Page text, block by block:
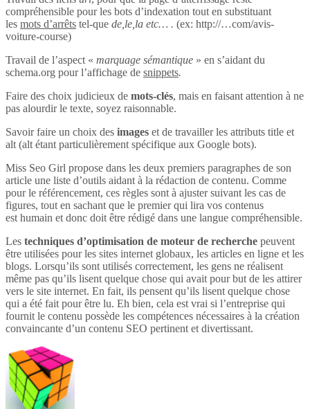
compréhensible pour les bots d’indexation tout en substituant
les mots d’arrêts tel-que de,le,la etc… . (ex: http://…com/avis-
voiture-course)
Travail de l’aspect « marquage sémantique » en s’aidant du
schema.org pour l’affichage de snippets.
Faire des choix judicieux de mots-clés, mais en faisant attention à ne
pas alourdir le texte, soyez raisonnable.
Savoir faire un choix des images et de travailler les attributs title et
alt (alt étant particulièrement spécifique aux Google bots).
Miss Seo Girl propose dans les deux premiers paragraphes de son
article une liste d’outils aidant à la rédaction de contenu. Comme
pour le référencement, ces règles sont à ajuster suivant les cas de
figures, tout en sachant que le premier qui lira vos contenus
est humain et donc doit être rédigé dans une langue compréhensible.
Les techniques d’optimisation de moteur de recherche peuvent
être utilisées pour les sites internet globaux, les articles en ligne et les
blogs. Lorsqu’ils sont utilisés correctement, les gens ne réalisent
même pas qu’ils lisent quelque chose qui avait pour but de les attirer
vers le site internet. En fait, ils pensent qu’ils lisent quelque chose
qui a été fait pour être lu. Eh bien, cela est vrai si l’entreprise qui
fournit le contenu possède les compétences nécessaires à la création
convaincante d’un contenu SEO pertinent et divertissant.